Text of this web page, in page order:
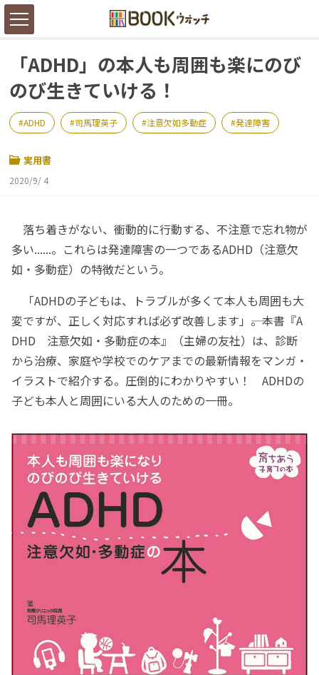
「ADHD」の本人も周囲も楽にのび
のび生きていける！
ADHD 司馬理英子 注意欠如多動症 発達障害
実用書
2020/9/ 4
落ち着きがない、衝動的に行動する、不注意で忘れ物が
多い......。これらは発達障害の一つであるADHD（注意欠
如・多動症）の特徴だという。
「ADHDの子どもは、トラブルが多くて本人も周囲も大
変ですが、正しく対応すれば必ず改善します」――。本書『A
DHD 注意欠如・多動症の本』（主婦の友社）は、診断
から治療、家庭や学校でのケアまでの最新情報をマンガ・
イラストで紹介する。圧倒的にわかりやすい！ ADHDの
子ども本人と周囲にいる大人のための一冊。